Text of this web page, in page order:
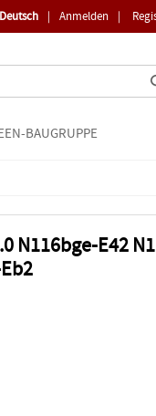
Anmelden |
Deutsch |
BAUGRUPPE
N116bge-E42